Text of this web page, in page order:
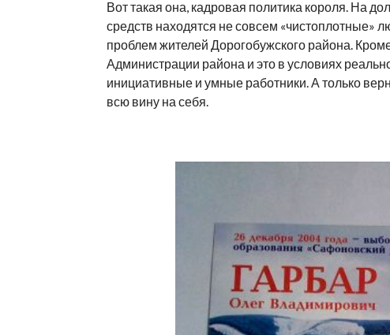
Вот такая она, кадровая политика короля. На
средств находятся не совсем
проблем жителей Дорогобужского района.
Администрации района и это в условиях
инициативные и умные работники. А только
всю вину на себя.